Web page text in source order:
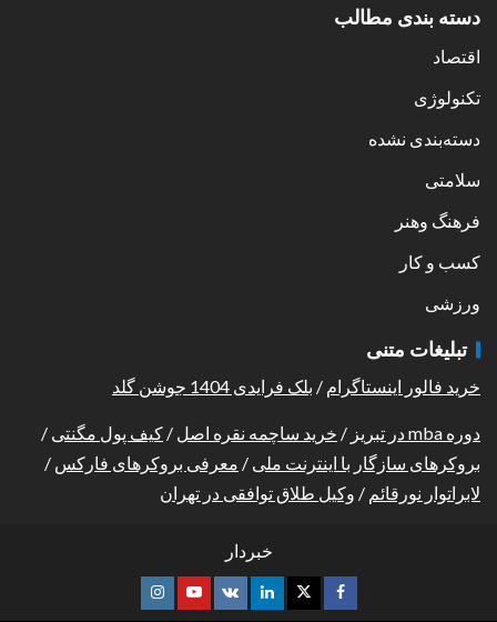
دسته بندی مطالب
اقتصاد
تکنولوژی
دسته‌بندی نشده
سلامتی
فرهنگ وهنر
کسب و کار
ورزشی
تبلیغات متنی
خرید فالور اینستاگرام / بلک فرایدی 1404 جوشن گلد
دوره mba در تبریز / خرید ساچمه نقره اصل / کیف پول مگنتی /
بروکرهای سازگار با اینترنت ملی / معرفی بروکرهای فارکس /
لابراتوار نورقائم / وکیل طلاق توافقی در تهران
خبردار